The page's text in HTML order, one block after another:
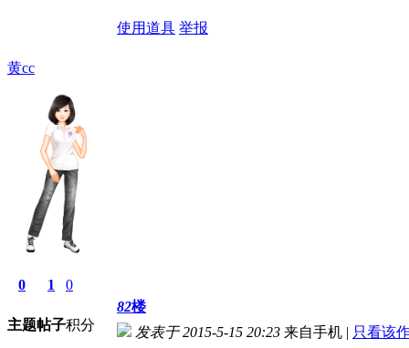
使用道具 举报
黄cc
0
主题
1
帖子
0
积分
82楼
发表于 2015-5-15 20:23 来自手机 | 只看该